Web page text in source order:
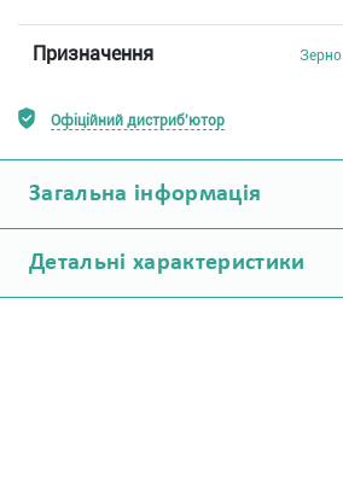
Призначення Зерно
Офіційний дистриб'ютор
Загальна інформація
Детальні характеристики